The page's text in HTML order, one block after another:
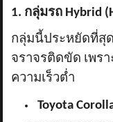
1. กลุ่มรถ Hybrid
กลุ่มนี้ประหยัดที่สุ
จราจรติดขัด เพร
ความเร็วต่ำ
Toyota